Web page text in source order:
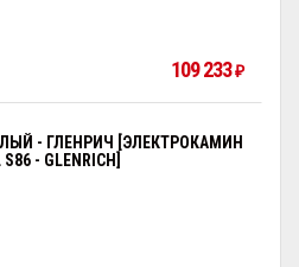
109 233₽
- ГЛЕНРИЧ [ЭЛЕКТРОКАМИН
- GLENRICH]